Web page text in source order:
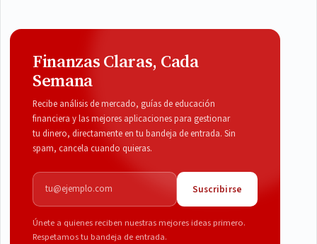
Finanzas Claras, Cada
Semana
Recibe análisis de mercado, guías de educación
financiera y las mejores aplicaciones para gestionar
tu dinero, directamente en tu bandeja de entrada. Sin
spam, cancela cuando quieras.
Correo electrónico
Suscribirse
Únete a quienes reciben nuestras mejores ideas primero.
Respetamos tu bandeja de entrada.